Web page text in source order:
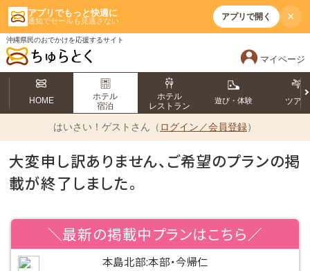
アプリでもっと快適に
通知でセールも見逃さない アプリで開く ×
沖縄県民のおでかけを応援するサイト
マイページ
HOME
ホテル
宿泊
ホテル
レストラン
遊び・体験 ツアー
はいさい！ ゲストさん（ ログイン／会員登録）
大変申し訳ありません、ご希望のプランの掲
載が終了しました。
＼最新の掲載中プランはこちら／
本島北部:本部・今帰仁